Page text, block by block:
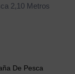
2,10 Metros